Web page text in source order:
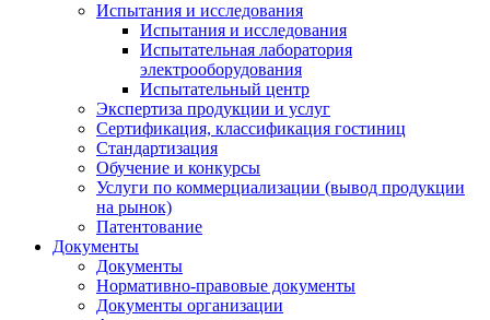
Испытания и исследования
Испытания и исследования
Испытательная лаборатория
электрооборудования
Испытательный центр
Экспертиза продукции и услуг
Сертификация, классификация гостиниц
Стандартизация
Обучение и конкурсы
Услуги по коммерциализации (вывод продукции
на рынок)
Патентование
Документы
Документы
Нормативно-правовые документы
Документы организации